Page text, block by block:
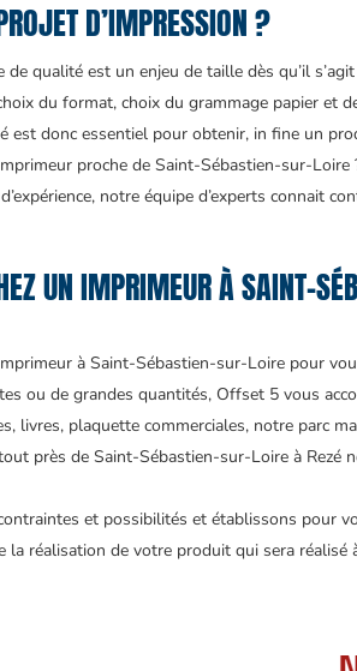
D’IMPRESSION ?
de qualité est un enjeu de taille dès qu’il
du format, choix du grammage papier
est donc essentiel pour obtenir, in fine un
proche de Saint-Sébastien-sur-
notre équipe d’experts connait
UN IMPRIMEUR À SAINT-
à Saint-Sébastien-sur-Loire pour
ou de grandes quantités, Offset 5 vous
livres, plaquette commerciales, notre parc
près de Saint-Sébastien-sur-Loire à
et possibilités et établissons pour
la réalisation de votre produit qui sera